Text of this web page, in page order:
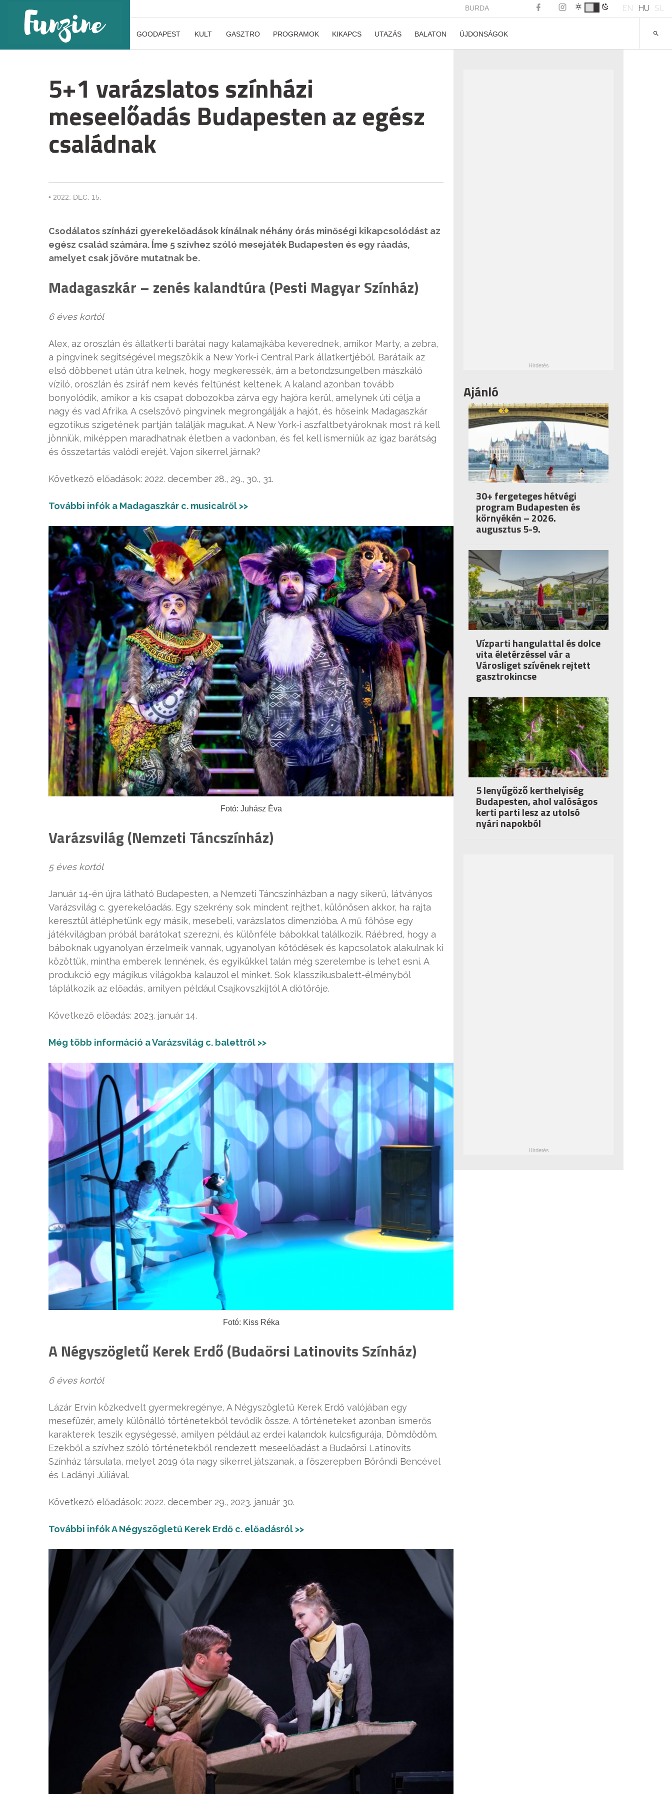
BURDA EN HU SL
GOODAPEST KULT GASZTRO PROGRAMOK KIKAPCS UTAZÁS BALATON ÚJDONSÁGOK
5+1 varázslatos színházi
meseelőadás Budapesten az egész
családnak
• 2022. DEC. 15.
Csodálatos színházi gyerekelőadások kínálnak néhány órás minőségi kikapcsolódást az
egész család számára. Íme 5 szívhez szóló mesejáték Budapesten és egy ráadás,
amelyet csak jövőre mutatnak be.
Madagaszkár – zenés kalandtúra (Pesti Magyar Színház)
6 éves kortól
Alex, az oroszlán és állatkerti barátai nagy kalamajkába keverednek, amikor Marty, a zebra,
a pingvinek segítségével megszökik a New York-i Central Park állatkertjéből. Barátaik az
első döbbenet után útra kelnek, hogy megkeressék, ám a betondzsungelben mászkáló
víziló, oroszlán és zsiráf nem kevés feltűnést keltenek. A kaland azonban tovább
bonyolódik, amikor a kis csapat dobozokba zárva egy hajóra kerül, amelynek úti célja a
nagy és vad Afrika. A cselszövő pingvinek megrongálják a hajót, és hőseink Madagaszkár
egzotikus szigetének partján találják magukat. A New York-i aszfaltbetyároknak most rá kell
jönniük, miképpen maradhatnak életben a vadonban, és fel kell ismerniük az igaz barátság
és összetartás valódi erejét. Vajon sikerrel járnak?
Következő előadások: 2022. december 28., 29., 30., 31.
További infók a Madagaszkár c. musicalről >>
Fotó: Juhász Éva
Varázsvilág (Nemzeti Táncszínház)
5 éves kortól
Január 14-én újra látható Budapesten, a Nemzeti Táncszínházban a nagy sikerű, látványos
Varázsvilág c. gyerekelőadás. Egy szekrény sok mindent rejthet, különösen akkor, ha rajta
keresztül átléphetünk egy másik, mesebeli, varázslatos dimenzióba. A mű főhőse egy
játékvilágban próbál barátokat szerezni, és különféle bábokkal találkozik. Ráébred, hogy a
báboknak ugyanolyan érzelmeik vannak, ugyanolyan kötődések és kapcsolatok alakulnak ki
közöttük, mintha emberek lennének, és egyikükkel talán még szerelembe is lehet esni. A
produkció egy mágikus világokba kalauzol el minket. Sok klasszikusbalett-élményből
táplálkozik az előadás, amilyen például Csajkovszkijtól A diótörője.
Következő előadás: 2023. január 14.
Még több információ a Varázsvilág c. balettről >>
Fotó: Kiss Réka
A Négyszögletű Kerek Erdő (Budaörsi Latinovits Színház)
6 éves kortól
Lázár Ervin közkedvelt gyermekregénye, A Négyszögletű Kerek Erdő valójában egy
mesefüzér, amely különálló történetekből tevődik össze. A történeteket azonban ismerős
karakterek teszik egységessé, amilyen például az erdei kalandok kulcsfigurája, Dömdödöm.
Ezekből a szívhez szóló történetekből rendezett meseelőadást a Budaörsi Latinovits
Színház társulata, melyet 2019 óta nagy sikerrel játszanak, a főszerepben Böröndi Bencével
és Ladányi Júliával.
Következő előadások: 2022. december 29., 2023. január 30.
További infók A Négyszögletű Kerek Erdő c. előadásról >>
Ajánló
30+ fergeteges hétvégi
program Budapesten és
környékén – 2026.
augusztus 5-9.
Vízparti hangulattal és dolce
vita életérzéssel vár a
Városliget szívének rejtett
gasztrokincse
5 lenyűgöző kerthelyiség
Budapesten, ahol valóságos
kerti parti lesz az utolsó
nyári napokból